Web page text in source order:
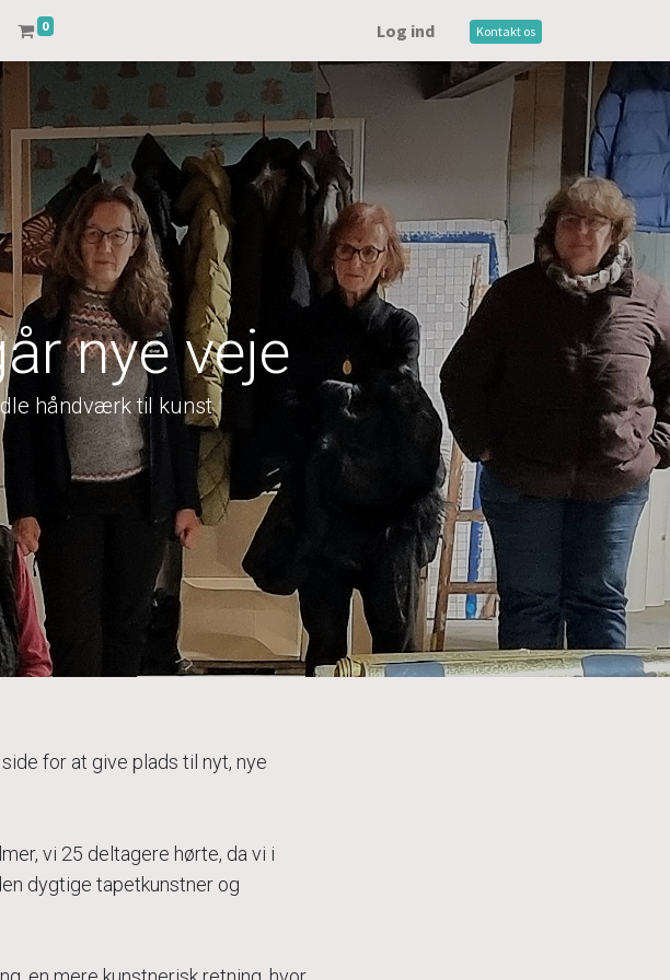
0 Log ind Kontakt os
nye veje
håndværk til kunst
for at give plads til nyt, nye
vi 25 deltagere hørte, da vi i
dygtige tapetkunstner og